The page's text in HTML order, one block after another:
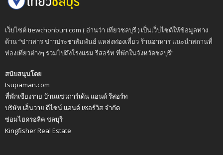
เว็บไซต์ tiewchonburi.com ( อ่านว่า เที่ยวชลบุรี ) เป็นเว็บไซต์ให้ข้อมูลทาง
ด้าน “ข่าวสาร ข่าวประชาสัมพันธ์ แหล่งท่องเที่ยว ร้านอาหาร แนะนำสถานที่
ท่องเที่ยวต่างๆ รวมไปถึงโรงแรม รีสอร์ท ที่พักในจังหวัดชลบุรี”
สนับสนุนโดย
tsupaman.com
ที่พักเชียงราย บ้านแซวการ์เด้น แอนด์ รีสอร์ท
บริษัท เอ็นวาย ดีไซน์ แอนด์ เซอร์วิส จำกัด
ซ่อมไฮดรอลิค ชลบุรี
Kingfisher Real Estate